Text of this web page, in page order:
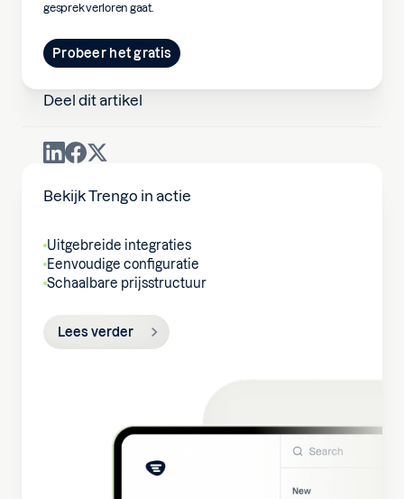
gesprek verloren gaat.
Probeer het gratis
Deel dit artikel
Bekijk Trengo in actie
Uitgebreide integraties
Eenvoudige configuratie
Schaalbare prijsstructuur
Lees verder